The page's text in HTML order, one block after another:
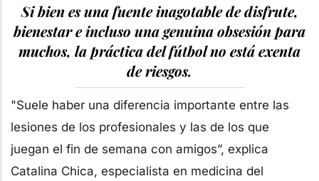
Si bien es una fuente inagotable de disfrute,
bienestar e incluso una genuina obsesión para
muchos, la práctica del fútbol no está exenta
de riesgos.
"Suele haber una diferencia importante entre las
lesiones de los profesionales y las de los que
juegan el fin de semana con amigos”, explica
Catalina Chica, especialista en medicina del